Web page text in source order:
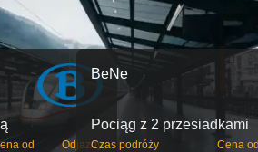
od Odjazdy
BeNe
Pociąg z 2 przesiadkami
Czas podróży Cena